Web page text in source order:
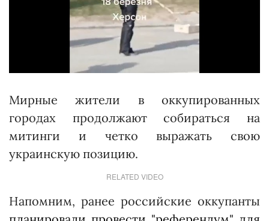
Мирные жители в оккупированных
городах продолжают собираться на
митинги и четко выражать свою
украинскую позицию.
RELATED VIDEO
Напомним, ранее российские оккупанты